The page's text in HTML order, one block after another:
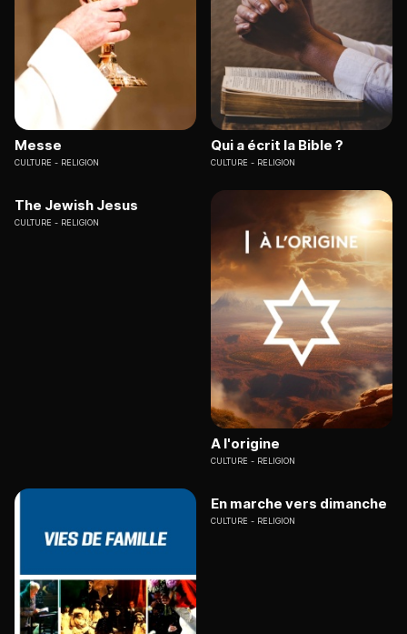
Messe
CULTURE RELIGION
Qui a écrit la Bible ?
CULTURE RELIGION
The Jewish Jesus
CULTURE RELIGION
A l'origine
CULTURE RELIGION
En marche vers dimanche
CULTURE RELIGION